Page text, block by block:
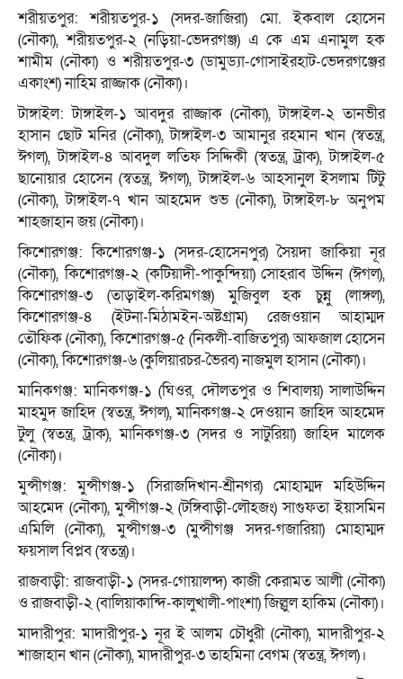
শরীয়তপুর: শরীয়তপুর-১ (সদর-জাজিরা) মো. ইকবাল হোসেন
(নৌকা), শরীয়তপুর-২ (নড়িয়া-ভেদরগঞ্জ) এ কে এম এনামুল হক
শামীম (নৌকা) ও শরীয়তপুর-৩ (ডামুড্যা-গোসাইরহাট-ভেদরগঞ্জের
একাংশ) নাহিম রাজ্জাক (নৌকা)।
টাঙ্গাইল: টাঙ্গাইল-১ আবদুর রাজ্জাক (নৌকা), টাঙ্গাইল-২ তানভীর
হাসান ছোট মনির (নৌকা), টাঙ্গাইল-৩ আমানুর রহমান খান (স্বতন্ত্র,
ঈগল), টাঙ্গাইল-৪ আবদুল লতিফ সিদ্দিকী (স্বতন্ত্র, ট্রাক), টাঙ্গাইল-৫
ছানোয়ার হোসেন (স্বতন্ত্র, ঈগল), টাঙ্গাইল-৬ আহসানুল ইসলাম টিটু
(নৌকা), টাঙ্গাইল-৭ খান আহমেদ শুভ (নৌকা), টাঙ্গাইল-৮ অনুপম
শাহজাহান জয় (নৌকা)।
কিশোরগঞ্জ: কিশোরগঞ্জ-১ (সদর-হোসেনপুর) সৈয়দা জাকিয়া নূর
(নৌকা), কিশোরগঞ্জ-২ (কটিয়াদী-পাকুন্দিয়া) সোহরাব উদ্দিন (ঈগল),
কিশোরগঞ্জ-৩ (তাড়াইল-করিমগঞ্জ) মুজিবুল হক চুন্নু (লাঙ্গল),
কিশোরগঞ্জ-৪ (ইটনা-মিঠামইন-অষ্টগ্রাম) রেজওয়ান আহাম্মদ
তৌফিক (নৌকা), কিশোরগঞ্জ-৫ (নিকলী-বাজিতপুর) আফজাল হোসেন
(নৌকা), কিশোরগঞ্জ-৬ (কুলিয়ারচর-ভৈরব) নাজমুল হাসান (নৌকা)।
মানিকগঞ্জ: মানিকগঞ্জ-১ (ঘিওর, দৌলতপুর ও শিবালয়) সালাউদ্দিন
মাহমুদ জাহিদ (স্বতন্ত্র, ঈগল), মানিকগঞ্জ-২ দেওয়ান জাহিদ আহমেদ
টুলু (স্বতন্ত্র, ট্রাক), মানিকগঞ্জ-৩ (সদর ও সাটুরিয়া) জাহিদ মালেক
(নৌকা)।
মুন্সীগঞ্জ: মুন্সীগঞ্জ-১ (সিরাজদিখান-শ্রীনগর) মোহাম্মদ মহিউদ্দিন
আহমেদ (নৌকা), মুন্সীগঞ্জ-২ (টঙ্গিবাড়ী-লৌহজং) সাগুফতা ইয়াসমিন
এমিলি (নৌকা), মুন্সীগঞ্জ-৩ (মুন্সীগঞ্জ সদর-গজারিয়া) মোহাম্মদ
ফয়সাল বিপ্লব (স্বতন্ত্র)।
রাজবাড়ী: রাজবাড়ী-১ (সদর-গোয়ালন্দ) কাজী কেরামত আলী (নৌকা)
ও রাজবাড়ী-২ (বালিয়াকান্দি-কালুখালী-পাংশা) জিল্লুল হাকিম (নৌকা)।
মাদারীপুর: মাদারীপুর-১ নূর ই আলম চৌধুরী (নৌকা), মাদারীপুর-২
শাজাহান খান (নৌকা), মাদারীপুর-৩ তাহমিনা বেগম (স্বতন্ত্র, ঈগল)।